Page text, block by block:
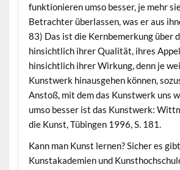
funktionieren umso besser, je mehr
Betrachter überlassen, was er aus
83) Das ist die Kernbemerkung über
hinsichtlich ihrer Qualität, ihres
hinsichtlich ihrer Wirkung, denn je
Kunstwerk hinausgehen können,
Anstoß, mit dem das Kunstwerk uns
umso besser ist das Kunstwerk:
die Kunst, Tübingen 1996, S. 181.
Kann man Kunst lernen? Sicher es gibt
Kunstakademien und